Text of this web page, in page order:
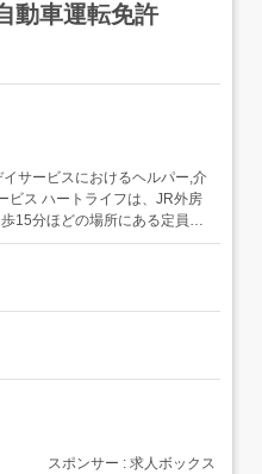
動車運転免許
イサービスにおけるヘルパー,介
ビス ハートライフは、JR外房
15分ほどの場所にある定員10
者数は約22名で、週2～3回ほ
ニケーションをしっかり取れ
スポンサー : 求人ボックス